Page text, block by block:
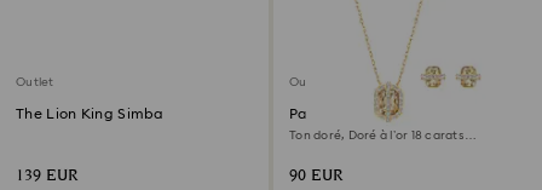
Outlet
The Lion King Simba
139 EUR
Outlet
Parure Favor
Ton doré, Doré à l’or 18 carats
90 EUR